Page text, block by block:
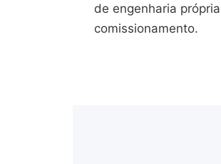
de engenharia
comissionamento.